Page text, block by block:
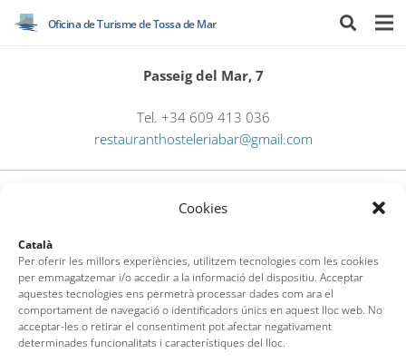
Cookies
Català
Per oferir les millors experiències, utilitzem tecnologies com les cookies
per emmagatzemar i/o accedir a la informació del dispositiu. Acceptar
aquestes tecnologies ens permetrà processar dades com ara el
comportament de navegació o identificadors únics en aquest lloc web. No
acceptar-les o retirar el consentiment pot afectar negativament
determinades funcionalitats i característiques del lloc.
Oficina de Turisme de Tossa de Mar
Passeig del Mar, 7
Tel. +34 609 413 036
restauranthosteleriabar@gmail.com
Oficina de Turisme de Tossa de Mar
Av. del Pelegrí, 25 – Edifici La Nau · 17320 – Tossa de Mar
(Girona – Costa Brava)